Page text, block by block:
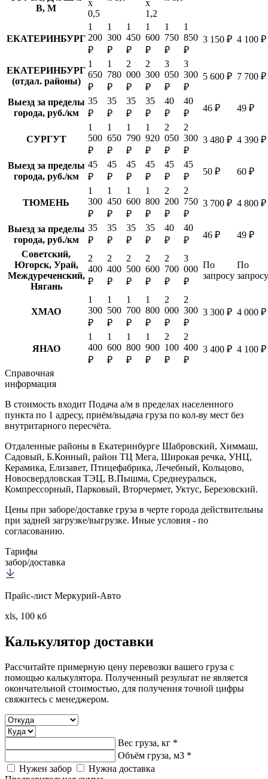
В, М
х
0,5
х
1,2
ЕКАТЕРИНБУРГ
1
200
₽
1
300
₽
1
450
₽
1
600
₽
1
750
₽
1
850
₽
3 150 ₽ 4 100 ₽
ЕКАТЕРИНБУРГ
(отдал. районы)
1
650
₽
1
780
₽
2
000
₽
2
300
₽
3
050
₽
3
300
₽
5 600 ₽ 7 700 ₽
Выезд за пределы
города, руб./км
35
₽
35
₽
35
₽
35
₽
40
₽
40
₽
46 ₽ 49 ₽
СУРГУТ
1
500
₽
1
650
₽
1
790
₽
1
920
₽
2
050
₽
2
300
₽
3 480 ₽ 4 390 ₽
Выезд за пределы
города, руб./км
45
₽
45
₽
45
₽
45
₽
45
₽
45
₽
50 ₽ 60 ₽
ТЮМЕНЬ
1
300
₽
1
450
₽
1
600
₽
1
800
₽
2
200
₽
2
750
₽
3 700 ₽ 4 800 ₽
Выезд за пределы
города, руб./км
35
₽
35
₽
35
₽
35
₽
40
₽
40
₽
46 ₽
49 ₽
Советский,
Югорск, Урай,
Междуреченский,
Нягань
2
400
₽
2
400
₽
2
500
₽
2
600
₽
2
700
₽
3
000
₽
По
запросу
По
запросу
ХМАО
1
300
₽
1
500
₽
1
700
₽
1
800
₽
2
000
₽
2
300
₽
3 300 ₽ 4 000 ₽
ЯНАО
1
400
₽
1
600
₽
1
800
₽
1
900
₽
2
100
₽
2
400
₽
3 400 ₽ 4 100 ₽
Справочная
информация
В стоимость входит Подача а/м в пределах населенного
пункта по 1 адресу, приём/выдача груза по кол-ву мест без
внутритарного пересчёта.
Отдаленные районы в Екатеринбурге Шабровский, Химмаш,
Садовый, Б.Конный, район ТЦ Мега, Широкая речка, УНЦ,
Керамика, Елизавет, Птицефабрика, Лечебный, Кольцово,
Новосвердловская ТЭЦ, В.Пышма, Среднеуральск,
Компрессорный, Парковый, Вторчермет, Уктус, Березовский.
Цены при заборе/доставке груза в черте города действительны
при задней загрузке/выгрузке. Иные условия - по
согласованию.
Тарифы
забор/доставка
Прайс-лист Меркурий-Авто
xls, 100 кб
Калькулятор доставки
Рассчитайте примерную цену перевозки вашего груза с
помощью калькулятора. Полученный результат не является
окончательной стоимостью, для получения точной цифры
свяжитесь с менеджером.
Вес груза, кг *
Объём груза, м3 *
Нужен забор
Нужна доставка